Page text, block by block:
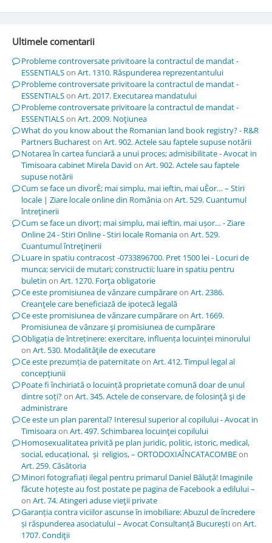
Ultimele comentarii
Probleme controversate privitoare la contractul de mandat -
ESSENTIALSon Art. 1310. Răspunderea reprezentantului
Probleme controversate privitoare la contractul de mandat -
ESSENTIALSon Art. 2017. Executarea mandatului
Probleme controversate privitoare la contractul de mandat -
ESSENTIALSon Art. 2009. Noţiunea
What do you know about the Romanian land book registry? - R&R
Partners Buchareston Art. 902. Actele sau faptele supuse notării
Notarea în cartea funciară a unui proces; admisibilitate - Avocat in
Timisoara cabinet Mirela David on Art. 902. Actele sau faptele
supuse notării
Cum se face un divorÈ; mai simplu, mai ieftin, mai uÈor… – Stiri
locale | Ziare locale online din Româniaon Art. 529. Cuantumul
întreţinerii
Cum se face un divorț; mai simplu, mai ieftin, mai ușor… - Ziare
Online 24 - Stiri Online - Stiri locale Romaniaon Art. 529.
Cuantumul întreţinerii
Luare in spatiu contracost -0733896700. Pret 1500 lei - Locuri de
munca; servicii de mutari; constructii; luare in spatiu pentru
buletin on Art. 1270. Forţa obligatorie
Ce este promisiunea de vânzare cumpărareon Art. 2386.
Creanţele care beneficiază de ipotecă legală
Ce este promisiunea de vânzare cumpărareon Art. 1669.
Promisiunea de vânzare şi promisiunea de cumpărare
Obligația de întreținere: exercitare, influența locuinței minorului
on Art. 530. Modalităţile de executare
Ce este prezumția de paternitateon Art. 412. Timpul legal al
concepţiunii
Poate fi închiriată o locuință proprietate comună doar de unul
dintre soți?on Art. 345. Actele de conservare, de folosinţă şi de
administrare
Ce este un plan parental? Interesul superior al copilului - Avocat in
Timisoaraon Art. 497. Schimbarea locuinţei copilului
Homosexualitatea privită pe plan juridic, politic, istoric, medical,
social, educațional, și religios, – ORTODOXIAÎNCATACOMBEon
Art. 259. Căsătoria
Minori fotografiați ilegal pentru primarul Daniel Băluță! Imaginile
făcute hoțește au fost postate pe pagina de Facebook a edilului –
on Art. 74. Atingeri aduse vieţii private
Garanția contra viciilor ascunse în imobiliare: Abuzul de încredere
și răspunderea asociatului – Avocat Consultanță Bucureștion Art.
1707. Condiţii